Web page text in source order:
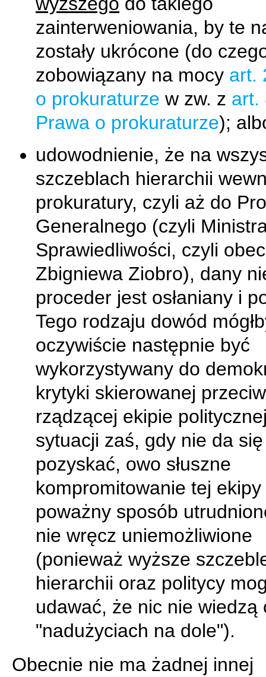
zainterweniowania, by te
zostały ukrócone (do
zobowiązany na mocy art.
o prokuraturze w zw. z art.
Prawa o prokuraturze);
udowodnienie, że na
szczeblach hierarchii
prokuratury, czyli aż do
Generalnego (czyli
Sprawiedliwości, czyli
Zbigniewa Ziobro), dany
proceder jest osłaniany i
Tego rodzaju dowód
oczywiście następnie być
wykorzystywany do
krytyki skierowanej
rządzącej ekipie
sytuacji zaś, gdy nie da
pozyskać, owo słuszne
kompromitowanie tej
poważny sposób
nie wręcz uniemożliwione
(ponieważ wyższe
hierarchii oraz politycy
udawać, że nic nie wiedzą
"nadużyciach na dole").
Obecnie nie ma żadnej innej